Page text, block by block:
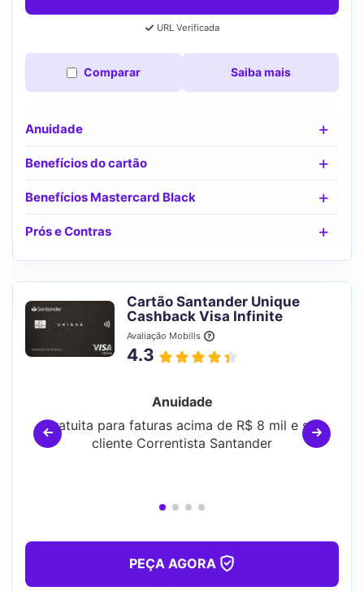
URL Verificada
Comparar Saiba mais
Anuidade
Benefícios do cartão
Benefícios Mastercard Black
Prós e Contras
Cartão Santander Unique
Cashback Visa Infinite
Avaliação Mobills
4.3
Anuidade
Gratuita para faturas acima de R$ 8 mil e ser
cliente Correntista Santander
PEÇA AGORA